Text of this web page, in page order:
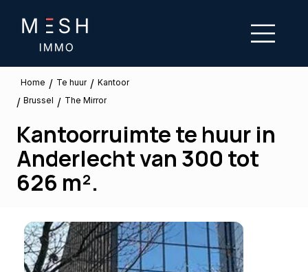
Home / Te huur / Kantoor
/ Brussel / The Mirror
Kantoorruimte te huur in
Anderlecht van 300 tot
626 m².